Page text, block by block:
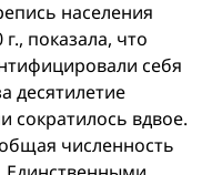
населения
показала, что
себя
десятилетие
сократилось вдвое.
численность